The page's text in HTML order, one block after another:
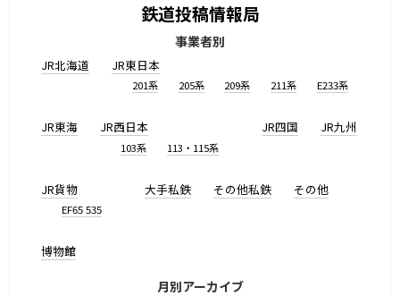
鉄道投稿情報局
事業者別
JR北海道 JR東日本
201系 205系 209系 211系 E233系
JR東海 JR西日本
103系 113・115系
JR四国 JR九州
JR貨物
EF65 535
大手私鉄 その他私鉄 その他
博物館
月別アーカイブ